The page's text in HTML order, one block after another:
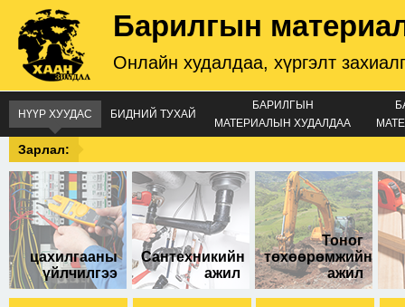
Барилгын
Онлайн худалдаа, хүргэлт
НҮҮР ХУУДАС БИДНИЙ ТУХАЙ
БАРИЛГЫН
МАТЕРИАЛЫН ХУДАЛДАА
Зарлал:
цахилгааны
үйлчилгээ
Сантехникийн
ажил
Тоног
төхөөрөмжийн
ажил